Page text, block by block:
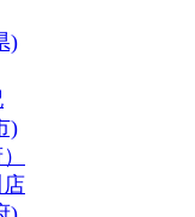
)
)
店